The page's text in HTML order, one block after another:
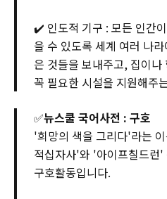
✔️ 인도적 기구 : 모든 인간
을 수 있도록 세계 여러 나
은 것들을 보내주고, 집이
꼭 필요한 시설을 지원해주
✅뉴스쿨 국어사전 : 구호
'희망의 색을 그리다'라는
적십자사'와 '아이프칠드런'
구호활동입니다.